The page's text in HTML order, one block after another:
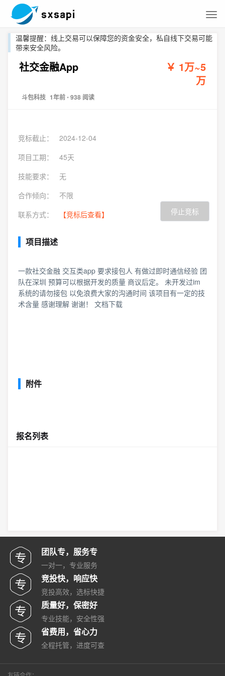
温馨提醒：线上交易可以保障您的资金安全，私自线下交易可能
带来安全风险。
社交金融App
￥ 1万~5
万
斗包科技 1年前 ⋅ 938 阅读
竞标截止：
2024-12-04
项目工期：
45天
技能要求：
无
合作倾向：
不限
联系方式：
【竞标后查看】 停止竞标
项目描述
一款社交金融 交互类app 要求接包人 有做过即时通信经验 团
队在深圳 预算可以根据开发的质量 商议后定。 未开发过im
系统的请勿接包 以免浪费大家的沟通时间 该项目有一定的技
术含量 感谢理解 谢谢！ 文档下载
附件
报名列表
团队专，服务专
一对一，专业服务
竞投快，响应快
竞投高效，选标快捷
质量好，保密好
专业技能，安全性强
省费用，省心力
全程托管，进度可查